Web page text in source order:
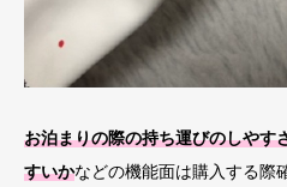
お泊まりの際の持ち運びのしやす
すいかなどの機能面は購入する際